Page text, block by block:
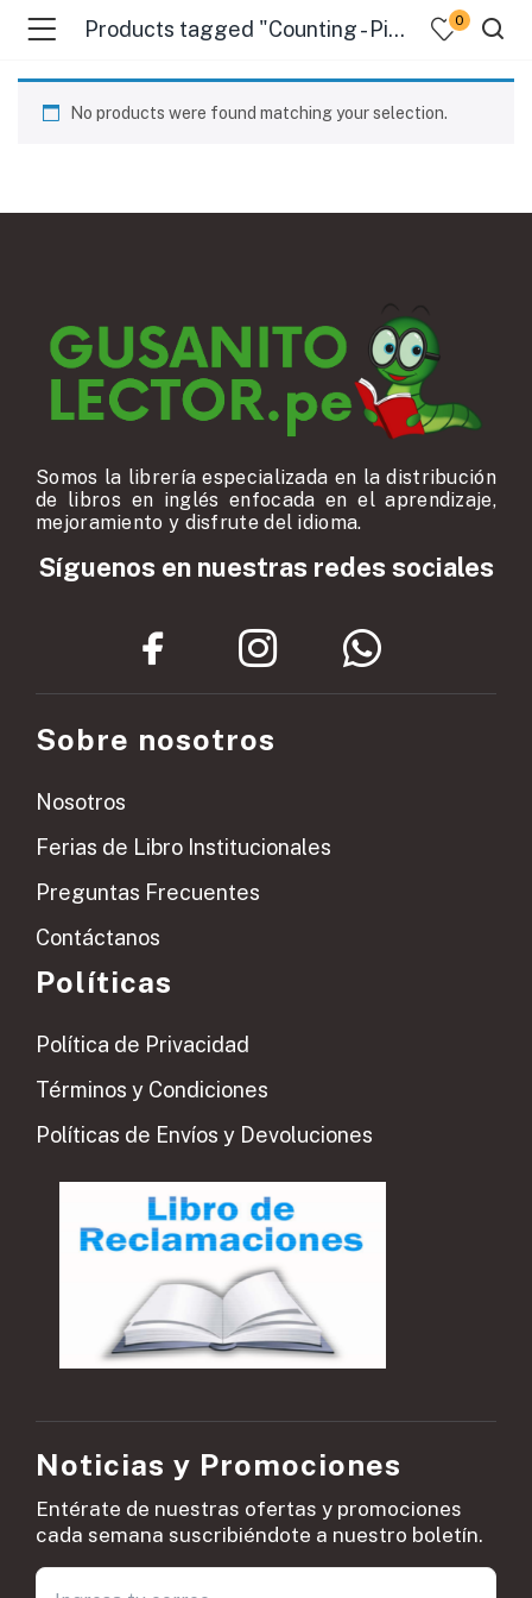
Products tagged "Counting - Pictorial Works" 0
No products were found matching your selection.
Somos la librería especializada en la distribución
de libros en inglés enfocada en el aprendizaje,
mejoramiento y disfrute del idioma.
Síguenos en nuestras redes sociales
Sobre nosotros
Nosotros
Ferias de Libro Institucionales
Preguntas Frecuentes
Contáctanos
Políticas
Política de Privacidad
Términos y Condiciones
Políticas de Envíos y Devoluciones
Noticias y Promociones
Entérate de nuestras ofertas y promociones
cada semana suscribiéndote a nuestro boletín.